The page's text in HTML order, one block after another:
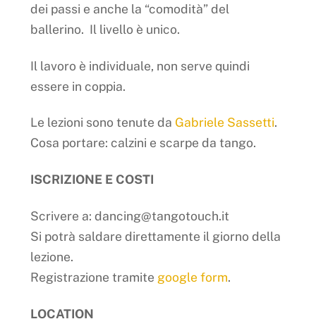
dei passi e anche la “comodità” del
ballerino. Il livello è unico.
Il lavoro è individuale, non serve quindi
essere in coppia.
Le lezioni sono tenute da Gabriele Sassetti.
Cosa portare: calzini e scarpe da tango.
ISCRIZIONE E COSTI
Scrivere a: dancing@tangotouch.it
Si potrà saldare direttamente il giorno della
lezione.
Registrazione tramite google form.
LOCATION